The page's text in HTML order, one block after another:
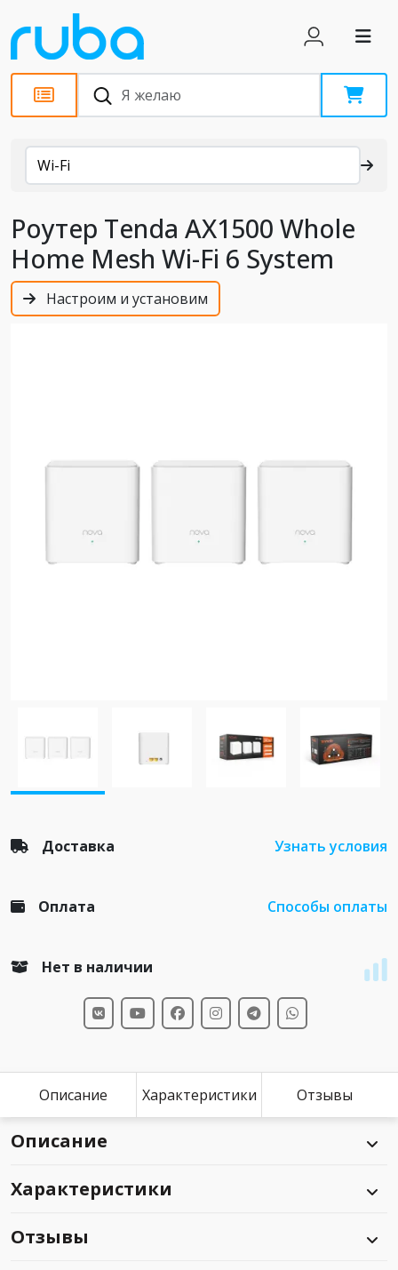
Каталог
Wi-Fi
Роутер Tenda AX1500 Whole
Home Mesh Wi-Fi 6 System
Настроим и установим
Доставка Узнать условия
Оплата Способы оплаты
Нет в наличии
Описание Характеристики Отзывы
Описание
Характеристики
Отзывы